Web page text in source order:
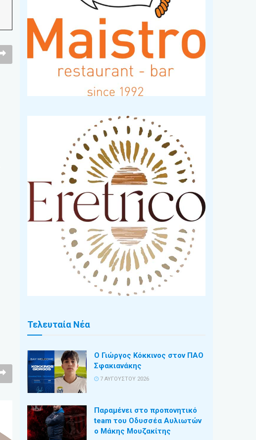
Τελευταία Νέα
Ο Γιώργος Κόκκινος στον ΠΑΟ
Σφακιανάκης
7 ΑΥΓΟΎΣΤΟΥ 2026
Παραμένει στο προπονητικό
team του Οδυσσέα Αυλιωτών
ο Μάκης Μουζακίτης